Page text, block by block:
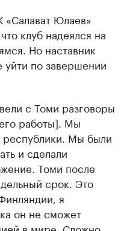
«Салават Юлаев»
клуб надеялся на
Но наставник
по завершении
с Томи разговоры
работы]. Мы
республики. Мы были
и сделали
Томи после
срок. Это
я
он не сможет